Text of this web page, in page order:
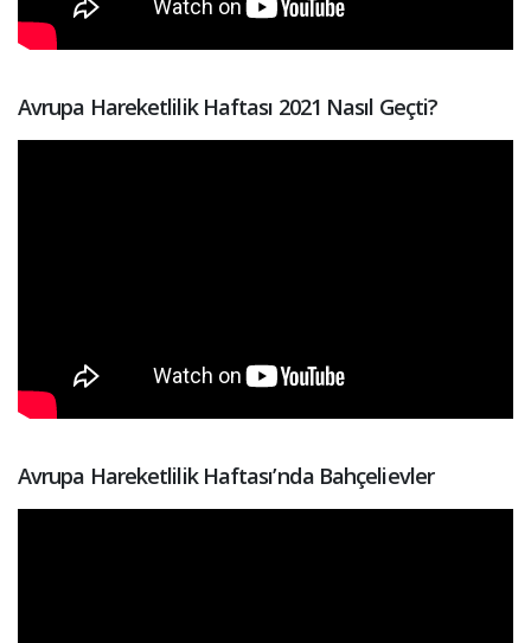
Avrupa Hareketlilik Haftası 2021 Nasıl Geçti?
Avrupa Hareketlilik Haftası’nda Bahçelievler